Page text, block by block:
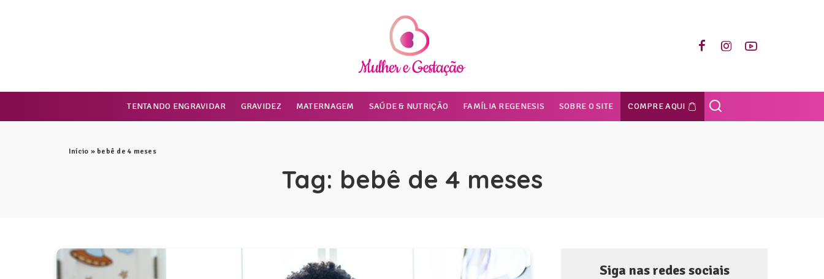
TENTANDO ENGRAVIDAR GRAVIDEZ MATERNAGEM SAÚDE & NUTRIÇÃO FAMÍLIA REGENESIS SOBRE O SITE COMPRE AQUI
Início » bebê de 4 meses
Tag: bebê de 4 meses
Siga nas redes sociais